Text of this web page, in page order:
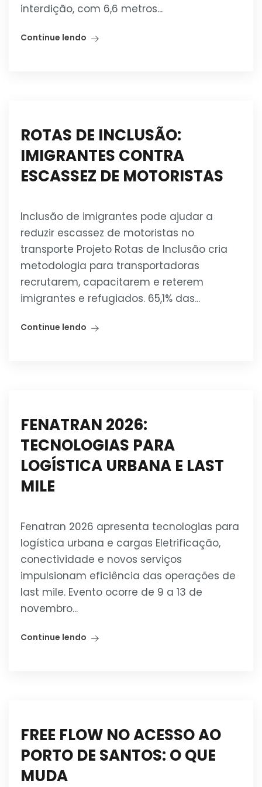
interdição, com 6,6 metros...
Continue lendo
ROTAS DE INCLUSÃO:
IMIGRANTES CONTRA
ESCASSEZ DE MOTORISTAS
Inclusão de imigrantes pode ajudar a
reduzir escassez de motoristas no
transporte Projeto Rotas de Inclusão cria
metodologia para transportadoras
recrutarem, capacitarem e reterem
imigrantes e refugiados. 65,1% das...
Continue lendo
FENATRAN 2026:
TECNOLOGIAS PARA
LOGÍSTICA URBANA E LAST
MILE
Fenatran 2026 apresenta tecnologias para
logística urbana e cargas Eletrificação,
conectividade e novos serviços
impulsionam eficiência das operações de
last mile. Evento ocorre de 9 a 13 de
novembro...
Continue lendo
FREE FLOW NO ACESSO AO
PORTO DE SANTOS: O QUE
MUDA